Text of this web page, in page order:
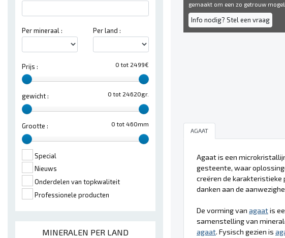
Per mineraal : Per land :
0 tot 2499€
Prijs :
0 tot 24620gr.
gewicht :
0 tot 460mm
Grootte :
Special
Nieuws
Onderdelen van topkwaliteit
Professionele producten
MINERALEN PER LAND
gemaakt om een ​​zo getrouw
Info nodig? Stel een vraag
AGAAT
Agaat is een
gesteente, waar
creëren de karakteristieke
danken aan de
De vorming van agaatis
samenstelling van
agaat. Fysisch gezien is